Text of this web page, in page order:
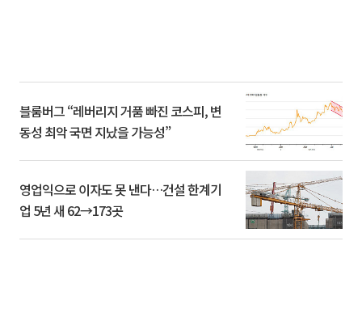
블룸버그 “레버리지 거품 빠진 코스피, 변
동성 최악 국면 지났을 가능성”
영업익으로 이자도 못 낸다…건설 한계기
업 5년 새 62→173곳